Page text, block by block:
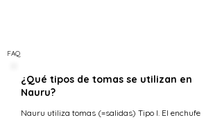
FAQ
¿Qué tipos de tomas se utilizan en
Nauru?
Nauru utiliza tomas (=salidas) Tipo I. El enchufe